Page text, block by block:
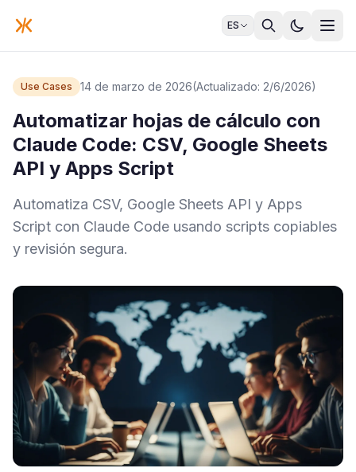
ES
Use Cases 14 de marzo de 2026(Actualizado: 2/6/2026)
Automatizar hojas de cálculo con
Claude Code: CSV, Google Sheets
API y Apps Script
Automatiza CSV, Google Sheets API y Apps
Script con Claude Code usando scripts copiables
y revisión segura.